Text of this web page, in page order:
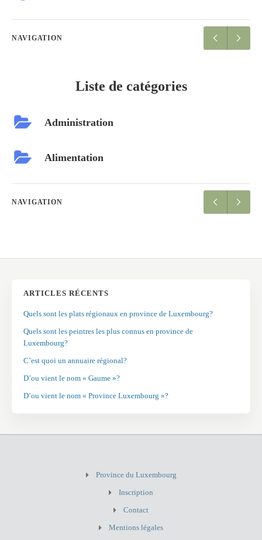
NAVIGATION
Liste de catégories
Administration
Alimentation
NAVIGATION
ARTICLES RÉCENTS
Quels sont les plats régionaux en province de Luxembourg?
Quels sont les peintres les plus connus en province de
Luxembourg?
C’est quoi un annuaire régional?
D’ou vient le nom « Gaume »?
D’ou vient le nom « Province Luxembourg »?
Province du Luxembourg
Inscription
Contact
Mentions légales